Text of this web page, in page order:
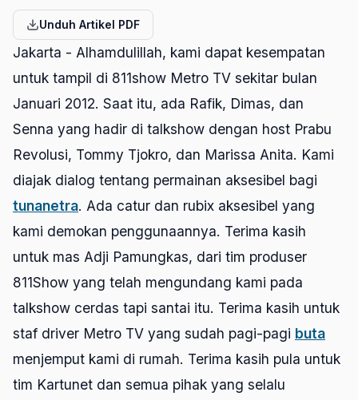
Unduh Artikel PDF
Jakarta - Alhamdulillah, kami dapat kesempatan
untuk tampil di 811show Metro TV sekitar bulan
Januari 2012. Saat itu, ada Rafik, Dimas, dan
Senna yang hadir di talkshow dengan host Prabu
Revolusi, Tommy Tjokro, dan Marissa Anita. Kami
diajak dialog tentang permainan aksesibel bagi
tunanetra. Ada catur dan rubix aksesibel yang
kami demokan penggunaannya. Terima kasih
untuk mas Adji Pamungkas, dari tim produser
811Show yang telah mengundang kami pada
talkshow cerdas tapi santai itu. Terima kasih untuk
staf driver Metro TV yang sudah pagi-pagi buta
menjemput kami di rumah. Terima kasih pula untuk
tim Kartunet dan semua pihak yang selalu